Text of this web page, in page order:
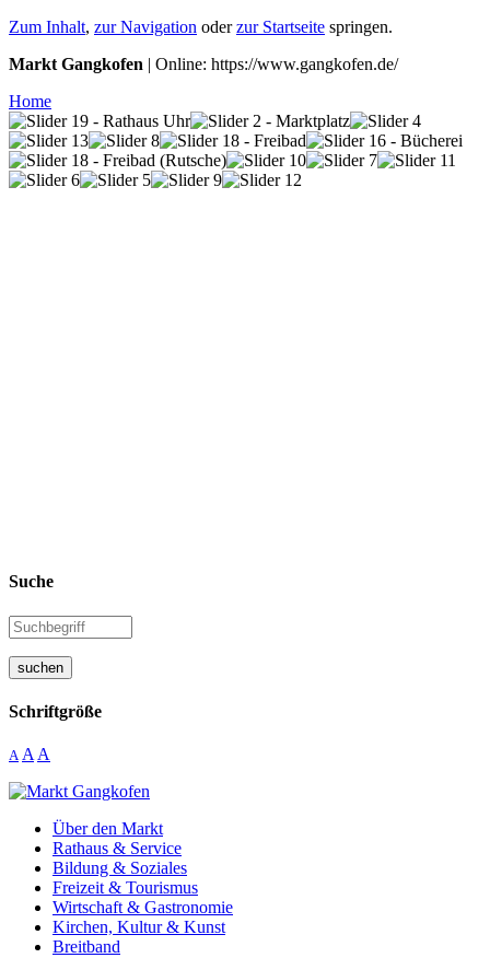
Zum Inhalt, zur Navigation oderzur Startseite springen.
Markt Gangkofen | Online: https://www.gangkofen.de/
Home
Suche
suchen
Schriftgröße
A A A
Über den Markt
Rathaus & Service
Bildung & Soziales
Freizeit & Tourismus
Wirtschaft & Gastronomie
Kirchen, Kultur & Kunst
Breitband